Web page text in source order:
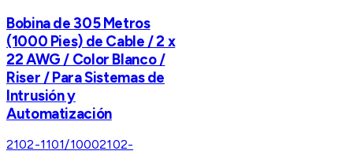
Bobina de 305 Metros
(1000 Pies) de Cable / 2 x
22 AWG / Color Blanco /
Riser / Para Sistemas de
Intrusión y
Automatización
2102-1101/10002102-